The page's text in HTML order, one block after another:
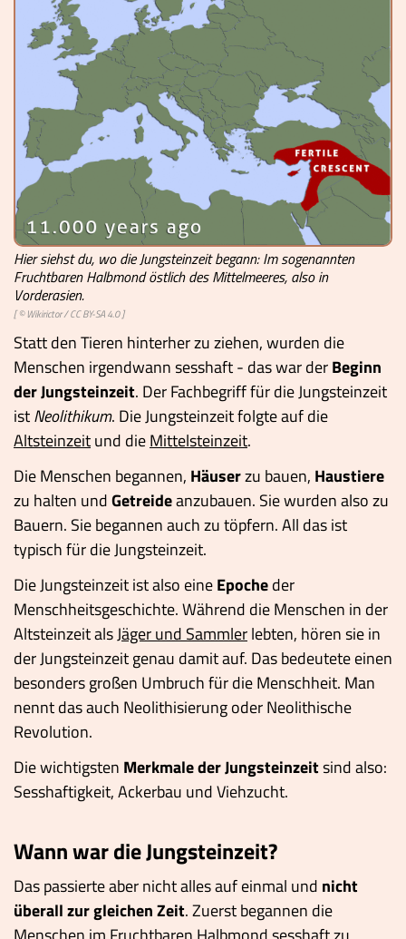
Hier siehst du, wo die Jungsteinzeit begann: Im sogenannten
Fruchtbaren Halbmond östlich des Mittelmeeres, also in
Vorderasien.
[ ©Wikirictor/CC BY-SA 4.0]
Statt den Tieren hinterher zu ziehen, wurden die
Menschen irgendwann sesshaft - das war derBeginn
der Jungsteinzeit. Der Fachbegriff für die Jungsteinzeit
istNeolithikum. Die Jungsteinzeit folgte auf die
Altsteinzeitund dieMittelsteinzeit.
Die Menschen begannen, Häuserzu bauen, Haustiere
zu halten undGetreideanzubauen. Sie wurden also zu
Bauern. Sie begannen auch zu töpfern. All das ist
typisch für die Jungsteinzeit.
Die Jungsteinzeit ist also eineEpocheder
Menschheitsgeschichte. Während die Menschen in der
Altsteinzeit alsJäger und Sammlerlebten, hören sie in
der Jungsteinzeit genau damit auf. Das bedeutete einen
besonders großen Umbruch für die Menschheit. Man
nennt das auch Neolithisierung oder Neolithische
Revolution.
Die wichtigsten Merkmale der Jungsteinzeitsind also:
Sesshaftigkeit, Ackerbau und Viehzucht.
Wann war die Jungsteinzeit?
Das passierte aber nicht alles auf einmal und nicht
überall zur gleichen Zeit. Zuerst begannen die